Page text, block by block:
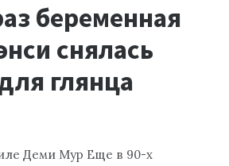
беременная
снялась
глянца
Деми Мур Еще в 90-х